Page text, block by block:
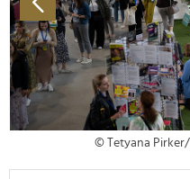
© Tetyana Pirker/